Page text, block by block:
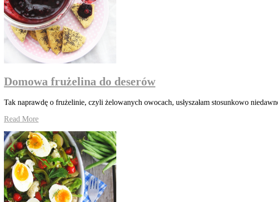
Domowa frużelina do deserów
Tak naprawdę o frużelinie, czyli żelowanych owocach, usłyszałam stosunkowo
Read More